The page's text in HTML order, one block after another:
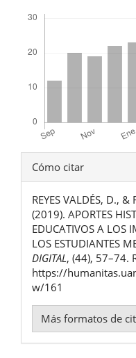
Detalles
del
artículo
Cómo citar
REYES VALDÉS, D., &
(2019). APORTES
EDUCATIVOS A LOS
LOS ESTUDIANTES
DIGITAL, (44), 57–74.
https://
w/161
Más formatos de